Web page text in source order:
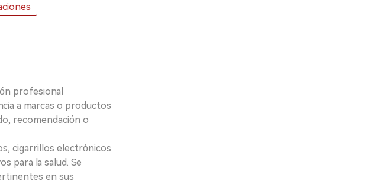
profesional
a marcas o productos
recomendación o
cigarrillos electrónicos
para la salud. Se
en sus